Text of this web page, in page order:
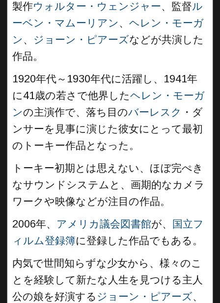
製作ウォルター・ウェンジャー、監督ル
ーベン・マムーリアン 、 ヘレン・モーガ
ン 、 ジョーン・ピアーズなどが共演した
作品。
1920年代～1930年代に活躍し、1941年
に41歳の若さで他界したヘレン・モーガ
ンの主演作で、落ち目のバーレスク ・ダ
ンサーを見事に演じた彼女にとって最初
のトーキー作品となった。
トーキー初期とは思えない、ほぼ完ぺき
なサウンドシステムと、画期的なカメラ
ワークや映像などが注目の作品。
2006年、 アメリカ議会図書館が、
国立フ
ィルム登録簿に登録した作品でもある。
内気で世間知らずな少女から、様々のこ
とを経験して新たな人生を見つける主人
公の娘を好演する ジョーン・ピアーズ、